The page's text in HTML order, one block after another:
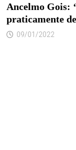
Ancelmo Gois:
praticamente
09/01/2022